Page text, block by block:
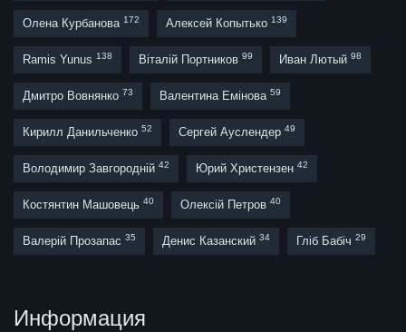
Олена Курбанова 172 Алексей Копытько 139
Ramis Yunus 138 Віталій Портников 99 Иван Лютый 98
Дмитро Вовнянко 73 Валентина Емінова 59
Кирилл Данильченко 52 Сергей Ауслендер 49
Володимир Завгородній 42 Юрий Христензен 42
Костянтин Машовець 40 Олексій Петров 40
Валерій Прозапас 35 Денис Казанский 34 Гліб Бабіч 29
Информация